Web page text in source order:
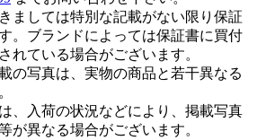
ましては特別な記載がない限り保証
。ブランドによっては保証書に買付
れている場合がございます。
の写真は、実物の商品と若干異なる
、入荷の状況などにより、掲載写真
が異なる場合がございます。